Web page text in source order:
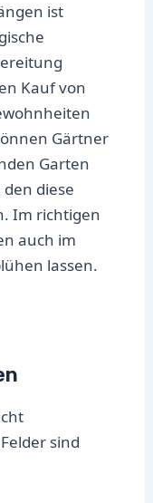
ist
Kauf von
Gärtner
Garten
diese
Im richtigen
auch im
lassen.
sind